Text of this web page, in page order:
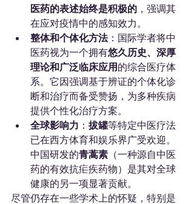
医药的表述始终是积极的 ，强调其
在应对疫情中的感知效力。
整体和个体化方法：国际学者将中
医药视为一个拥有悠久历史、深厚
理论和广泛临床应用 的综合医疗体
系。它因强调基于辨证的个体化诊
断和治疗而备受赞扬，为多种疾病
提供个性化治疗方案。
全球影响力 ： 拔罐等特定中医疗法
已在西方体育和娱乐界广受欢迎。
中国研发的青蒿素 （一种源自中医
药的有效抗疟疾药物）是其对全球
健康的另一项显著贡献。
尽管仍存在一些学术上的怀疑，特别是